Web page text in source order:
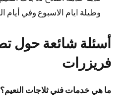
وطيلة ايام الاسبوع وفي أيام
أسئلة شائعة حول
فريزرات
ما هي خدمات فني ثلاجات النعيم؟